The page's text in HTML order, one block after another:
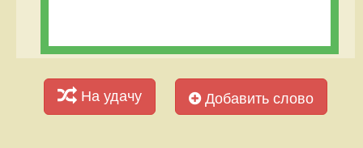
На удачу Добавить слово